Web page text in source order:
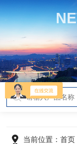
当前位置：首页